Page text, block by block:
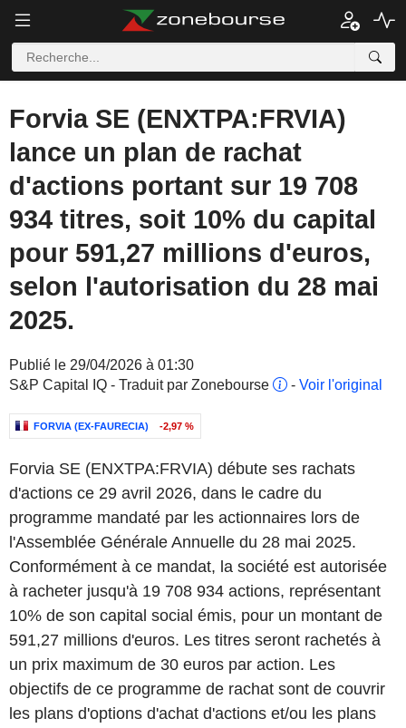
Forvia SE (ENXTPA:FRVIA)
lance un plan de rachat
d'actions portant sur 19 708
934 titres, soit 10% du capital
pour 591,27 millions d'euros,
selon l'autorisation du 28 mai
2025.
Publié le 29/04/2026 à 01:30
S&P Capital IQ - Traduit par Zonebourse
- Voir l'original
FORVIA (EX-FAURECIA) -2,97 %
Forvia SE (ENXTPA:FRVIA) débute ses rachats
d'actions ce 29 avril 2026, dans le cadre du
programme mandaté par les actionnaires lors de
l'Assemblée Générale Annuelle du 28 mai 2025.
Conformément à ce mandat, la société est autorisée
à racheter jusqu'à 19 708 934 actions, représentant
10% de son capital social émis, pour un montant de
591,27 millions d'euros. Les titres seront rachetés à
un prix maximum de 30 euros par action. Les
objectifs de ce programme de rachat sont de couvrir
les plans d'options d'achat d'actions et/ou les plans